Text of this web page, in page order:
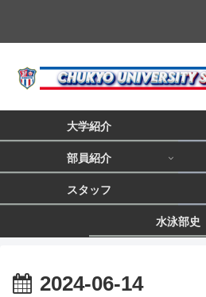
大学紹介
部員紹介
スタッフ
水泳部史
2024-06-14